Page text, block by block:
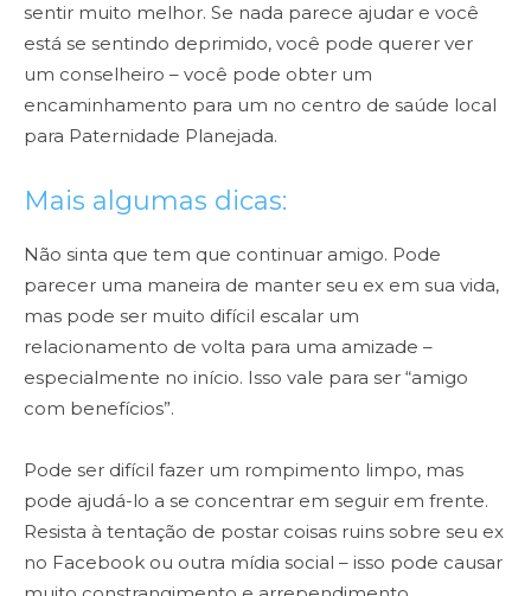
sentir muito melhor. Se nada parece ajudar e você
está se sentindo deprimido, você pode querer ver
um conselheiro – você pode obter um
encaminhamento para um no centro de saúde local
para Paternidade Planejada.
Mais algumas dicas:
Não sinta que tem que continuar amigo. Pode
parecer uma maneira de manter seu ex em sua vida,
mas pode ser muito difícil escalar um
relacionamento de volta para uma amizade –
especialmente no início. Isso vale para ser “amigo
com benefícios”.
Pode ser difícil fazer um rompimento limpo, mas
pode ajudá-lo a se concentrar em seguir em frente.
Resista à tentação de postar coisas ruins sobre seu ex
no Facebook ou outra mídia social – isso pode causar